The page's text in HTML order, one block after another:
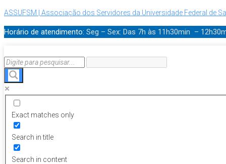
ASSUFSM | Associação dos Servidores da Universidade Federal de
Horário de atendimento: Seg – Sex: Das 7h às 11h30min –
Exact matches only
Search in title
Search in content